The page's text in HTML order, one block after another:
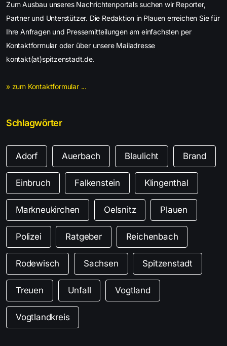
Zum Ausbau unseres Nachrichtenportals suchen wir Reporter,
Partner und Unterstützer. Die Redaktion in Plauen erreichen Sie für
Ihre Anfragen und Pressemitteilungen am einfachsten per
Kontaktformular oder über unsere Mailadresse
kontakt(at)spitzenstadt.de.
» zum Kontaktformular ...
Schlagwörter
Adorf Auerbach Blaulicht Brand
Einbruch Falkenstein Klingenthal
Markneukirchen Oelsnitz Plauen
Polizei Ratgeber Reichenbach
Rodewisch Sachsen Spitzenstadt
Treuen Unfall Vogtland
Vogtlandkreis